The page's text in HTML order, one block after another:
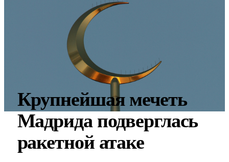
Крупнейшая мечеть
Мадрида подверглась
ракетной атаке